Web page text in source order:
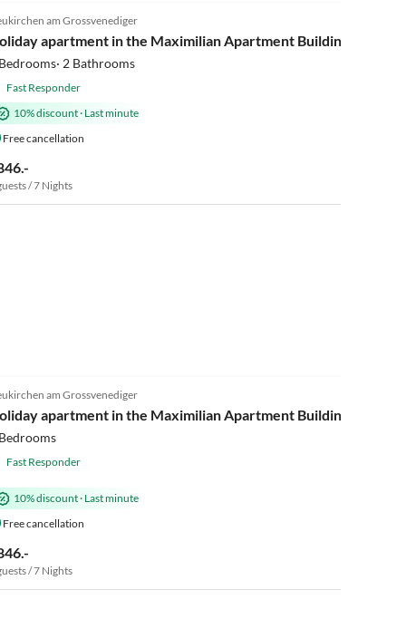
Super Hostam Grossvenediger
apartment in the Maximilian Apartment Building, 4-8
2 Bathrooms
Fast Responder
10% discount· Last minute
Free cancellation
/ 7 Nights
Super Hostam Grossvenediger
apartment in the Maximilian Apartment Building, 4-8
Fast Responder
10% discount· Last minute
Free cancellation
/ 7 Nights